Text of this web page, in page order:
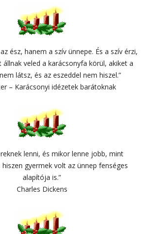
ész, hanem a szív ünnepe. És a szív érzi,
veled a karácsonyfa körül, akiket a
látsz, és az eszeddel nem hiszel.”
– Karácsonyi idézetek barátoknak
lenni, és mikor lenne jobb, mint
gyermek volt az ünnep fenséges
alapítója is.”
Charles Dickens